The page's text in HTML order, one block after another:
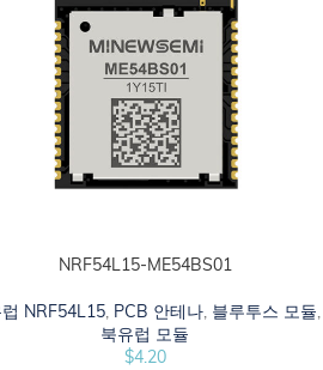
추가하십시오NRF54L15-ME54BS01
NRF54L15, PCB 안테나, 블루투스 모듈,
북유럽 모듈
$4.20